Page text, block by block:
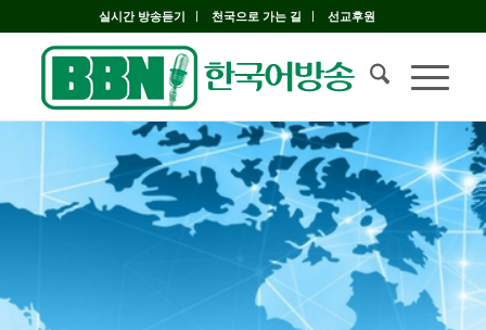
실시간 방송듣기 천국으로 가는 길 선교후원